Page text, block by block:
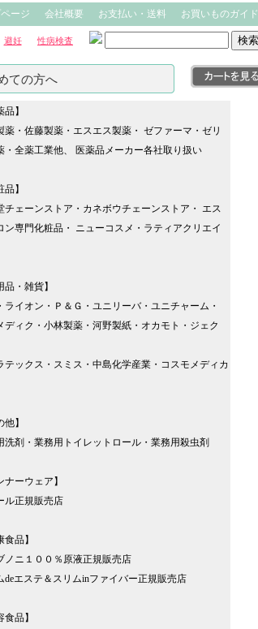
お買いものガイド
お支払い・送料
会社概要
ページ
避妊 性病検査
ての方へ
品】
薬・佐藤製薬・エスエス製薬・ ゼファーマ・ゼリ
・全薬工業他、 医薬品メーカー各社取り扱い
品】
チェーンストア・カネボウチェーンストア・ エス
ン専門化粧品・ ニューコスメ・ラティアクリエイ
品・雑貨】
ライオン・Ｐ＆Ｇ・ユニリーバ・ユニチャーム・
ディク・小林製薬・河野製紙・オカモト・ジェク
テックス・スミス・中島化学産業・コスモメディカ
他】
洗剤・業務用トイレットロール・業務用殺虫剤
ナーウェア】
ル正規販売店
食品】
ノニ１００％原液正規販売店
deエステ＆スリムinファイバー正規販売店
食品】